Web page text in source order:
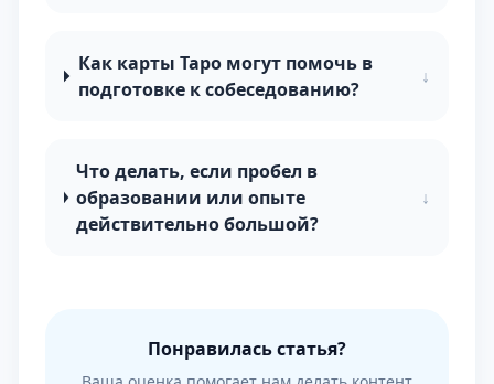
Как карты Таро могут помочь в
подготовке к собеседованию?
↓
Что делать, если пробел в
образовании или опыте
действительно большой?
↓
Понравилась статья?